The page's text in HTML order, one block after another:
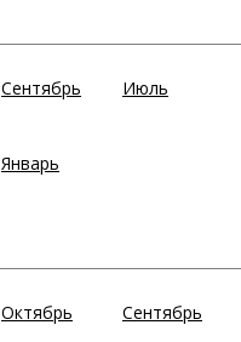
Сентябрь Июль
Январь
Октябрь Сентябрь